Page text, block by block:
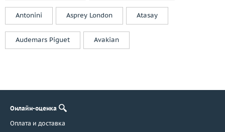
Antonini Asprey London Atasay
Audemars Piguet Avakian
Онлайн-оценка
Оплата и доставка